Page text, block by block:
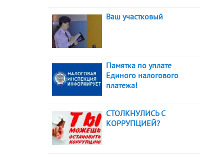
Ваш участковый
Памятка по уплате
Единого налогового
платежа!
СТОЛКНУЛИСЬ С
КОРРУПЦИЕЙ?